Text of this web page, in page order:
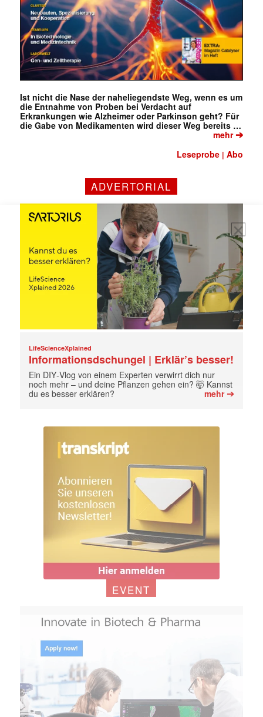
Mit dem |transkript-Newsletter
jede Woche aktuell informiert.
E-
Ist nicht die Nase der naheliegendste Weg, wenn es um
die Entnahme von Proben bei Verdacht auf
Erkrankungen wie Alzheimer oder Parkinson geht? Für
die Gabe von Medikamenten wird dieser Weg bereits …
mehr➔
Leseprobe |Abo
ADVERTORIAL
LifeScienceXplained
Informationsdschungel | Erklär’s besser!
Ein DIY‑Vlog von einem Experten verwirrt dich nur
noch mehr – und deine Pflanzen gehen ein? 🤯 Kannst
du es besser erklären?
mehr➔
EVENT